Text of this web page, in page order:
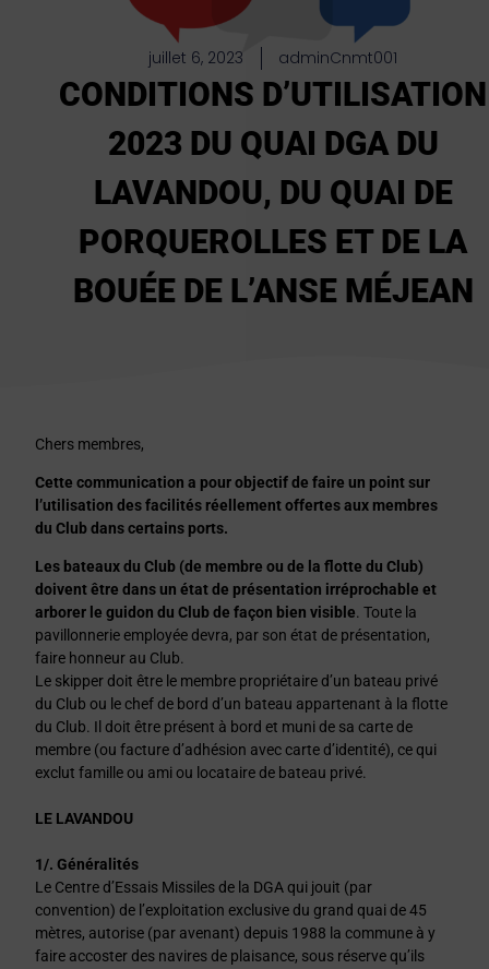
juillet 6, 2023 adminCnmt001
CONDITIONS D’UTILISATION
2023 DU QUAI DGA DU
LAVANDOU, DU QUAI DE
PORQUEROLLES ET DE LA
BOUÉE DE L’ANSE MÉJEAN
Chers membres,
Cette communication a pour objectif de faire un point sur
l’utilisation des facilités réellement offertesaux membres
du Club dans certains ports.
Les bateaux du Club (de membre ou de la flotte du Club)
doivent être dans un état de présentation irréprochable et
arborer le guidon du Club de façon bien visible. Toute la
pavillonnerie employée devra, par son état de présentation,
faire honneur au Club.
Le skipper doit être le membre propriétaire d’un bateau privé
du Club ou le chef de bord d’un bateau appartenant à la flotte
du Club. Il doit être présent à bord et muni de sa carte de
membre (ou facture d’adhésion avec carte d’identité), ce qui
exclut famille ou ami ou locataire de bateau privé.
LE LAVANDOU
1/. Généralités
Le Centre d’Essais Missiles de la DGA qui jouit (par
convention) de l’exploitation exclusive du grand quai de 45
mètres, autorise (par avenant) depuis 1988 la commune à y
faire accoster des navires de plaisance, sous réserve qu’ils